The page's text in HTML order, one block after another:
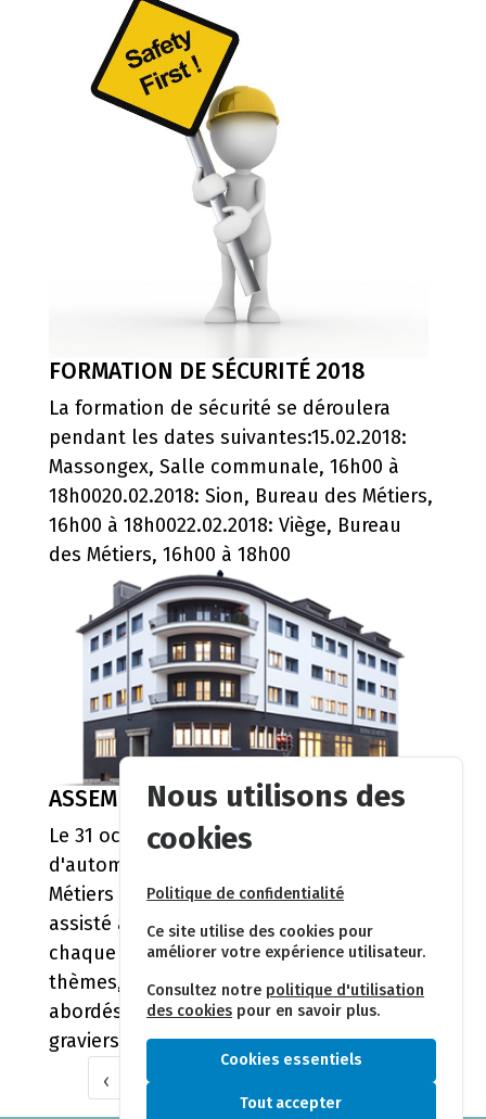
FORMATION DE SÉCURITÉ 2018
La formation de sécurité se déroulera
pendant les dates suivantes:15.02.2018:
Massongex, Salle communale, 16h00 à
18h0020.02.2018: Sion, Bureau des Métiers,
16h00 à 18h0022.02.2018: Viège, Bureau
des Métiers, 16h00 à 18h00
ASSEMBLÉE D'AUTOMNE
Le 31 octobre passé a eu lieu l'assemblée
d'automne de l'AVGB au Bureau des
Métiers à Sion.Au total, 40 personnes ont
assisté à cette assemblée qui se déroule
chaque année en automne. Différents
thèmes, liés à notre association, ont été
abordés:filtres à particulesimportation de
graviersformation pr...
‹
1
Nous utilisons des
cookies
Politique de confidentialité
Ce site utilise des cookies pour
améliorer votre expérience utilisateur.
Consultez notre politique d'utilisation
des cookies pour en savoir plus.
Cookies essentiels
Tout accepter